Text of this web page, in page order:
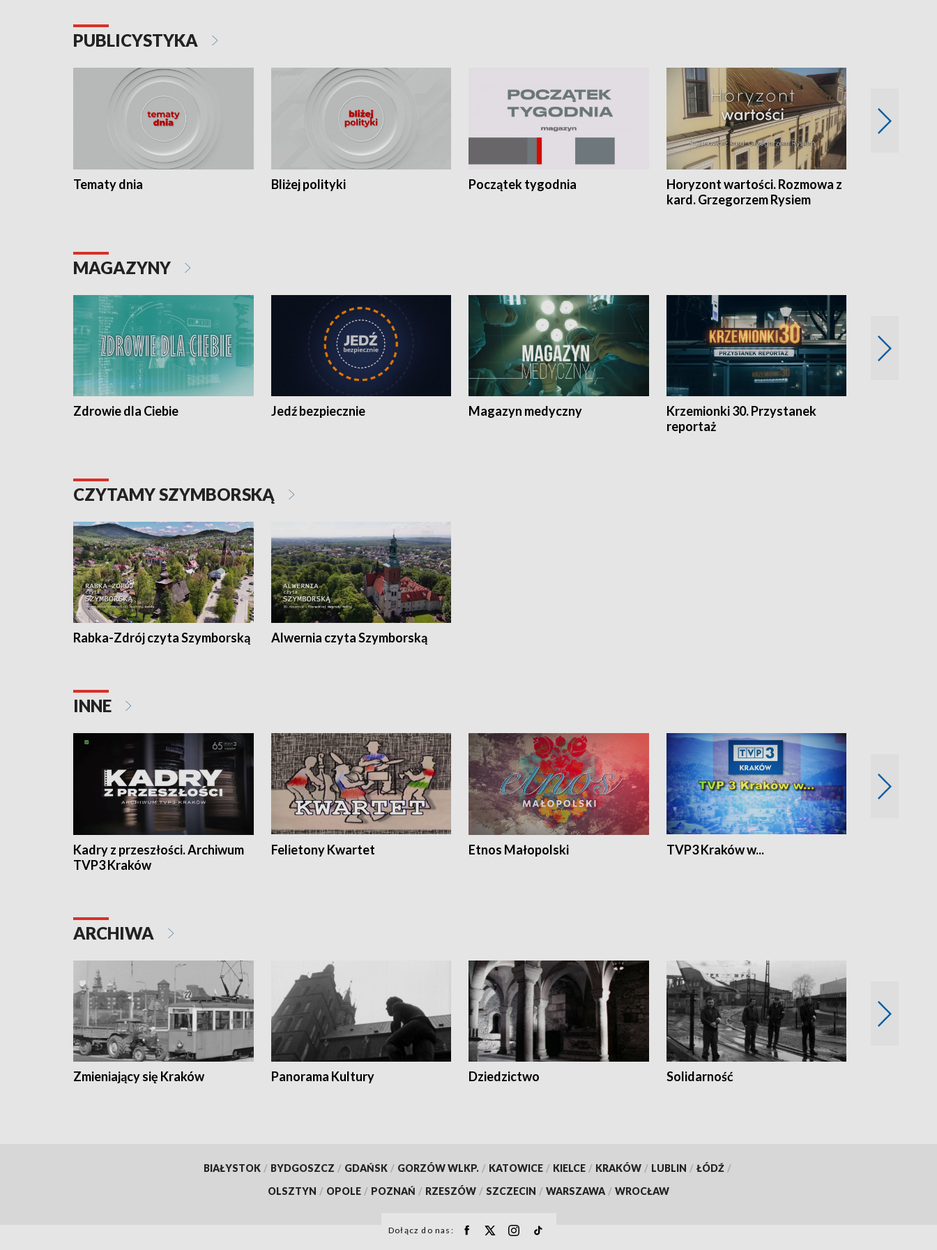
PUBLICYSTYKA
Tematy dnia Bliżej polityki Początek tygodnia
Horyzont wartości. Rozmowa z
kard. Grzegorzem Rysiem
MAGAZYNY
Zdrowie dla Ciebie Jedź bezpiecznie Magazyn medyczny
Krzemionki 30. Przystanek
reportaż
CZYTAMY SZYMBORSKĄ
Rabka-Zdrój czyta Szymborską Alwernia czyta Szymborską
INNE
Kadry z przeszłości. Archiwum
TVP3 Kraków
Felietony Kwartet Etnos Małopolski TVP3 Kraków w...
ARCHIWA
Zmieniający się Kraków Panorama Kultury Dziedzictwo Solidarność
BIAŁYSTOK / BYDGOSZCZ / GDAŃSK / GORZÓW WLKP. / KATOWICE / KIELCE / KRAKÓW / LUBLIN / ŁÓDŹ /
OLSZTYN / OPOLE / POZNAŃ / RZESZÓW / SZCZECIN / WARSZAWA / WROCŁAW
Dołącz do nas: